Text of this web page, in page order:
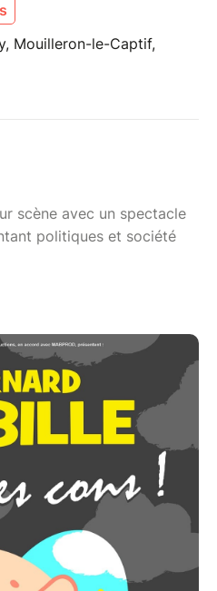
Mouilleron-le-Captif,
scène avec un spectacle
politiques et société